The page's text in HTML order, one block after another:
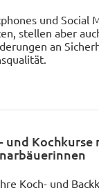
und Social
stellen aber
an
und
Koch- und